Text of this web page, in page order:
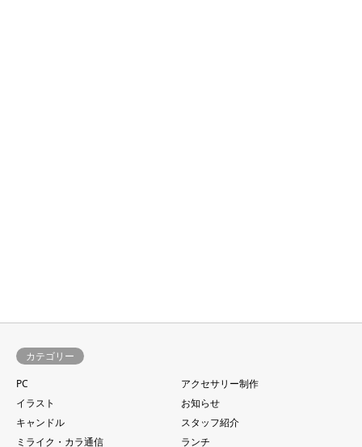
カテゴリー
PC
アクセサリー制作
イラスト
お知らせ
キャンドル
スタッフ紹介
ミライク・カラ通信
ランチ